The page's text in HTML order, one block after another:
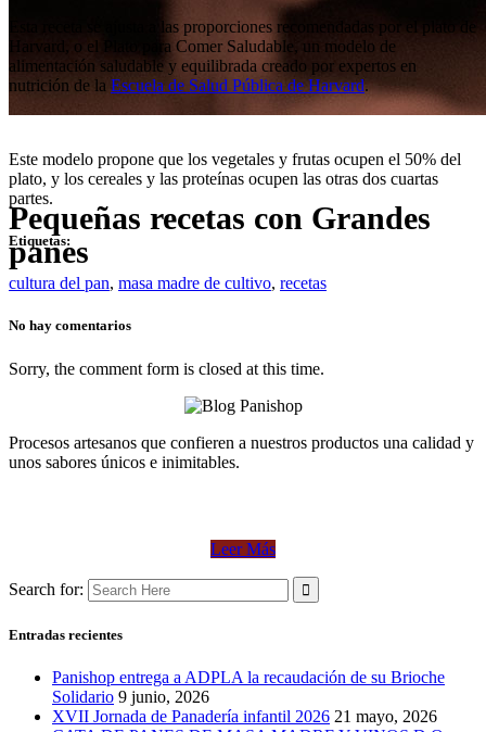
Pequeñas recetas con Grandes
panes
Esta receta se ajusta a las proporciones recomendadas por el plato de
Harvard, o el Plato para Comer Saludable, un modelo de
alimentación saludable y equilibrada creado por expertos en
nutrición de la Escuela de Salud Pública de Harvard.
Este modelo propone que los vegetales y frutas ocupen el 50% del
plato, y los cereales y las proteínas ocupen las otras dos cuartas
partes.
Etiquetas:
cultura del pan, masa madre de cultivo, recetas
No hay comentarios
Sorry, the comment form is closed at this time.
Procesos artesanos que confieren a nuestros productos una calidad y
unos sabores únicos e inimitables.
Leer Más
Search for:
Entradas recientes
Panishop entrega a ADPLA la recaudación de su Brioche
Solidario 9 junio, 2026
XVII Jornada de Panadería infantil 2026 21 mayo, 2026